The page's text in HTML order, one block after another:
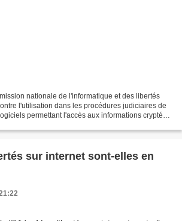
nationale de l'informatique et des libertés
l'utilisation dans les procédures judiciaires de
permettant l'accès aux informations cryptées
sur internet sont-elles en